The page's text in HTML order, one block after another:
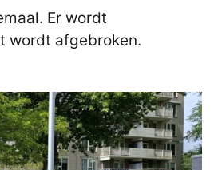
Er wordt
wordt afgebroken.